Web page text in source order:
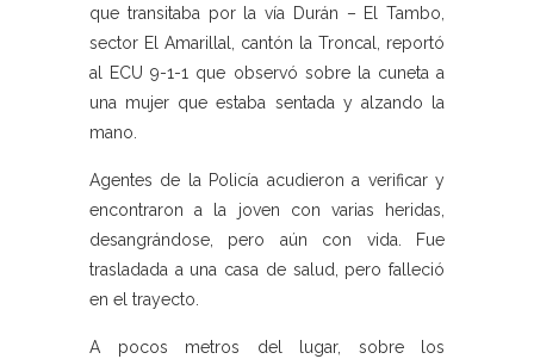
que transitaba por la vía Durán – El Tambo,
sector El Amarillal, cantón la Troncal, reportó
al ECU 9-1-1 que observó sobre la cuneta a
una mujer que estaba sentada y alzando la
mano.
Agentes de la Policía acudieron a verificar y
encontraron a la joven con varias heridas,
desangrándose, pero aún con vida. Fue
trasladada a una casa de salud, pero falleció
en el trayecto.
A pocos metros del lugar, sobre los